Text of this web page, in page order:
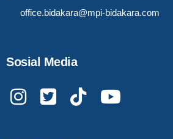
office.bidakara@mpi-bidakara.com
Sosial Media